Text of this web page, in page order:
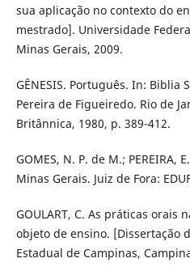
sua aplicação no contexto do
mestrado]. Universidade
Minas Gerais, 2009.
GÊNESIS. Português. In: Biblia
Pereira de Figueiredo. Rio de
Britânnica, 1980, p. 389-412.
GOMES, N. P. de M.; PEREIRA,
Minas Gerais. Juiz de Fora:
GOULART, C. As práticas orais
objeto de ensino. [Dissertação
Estadual de Campinas,